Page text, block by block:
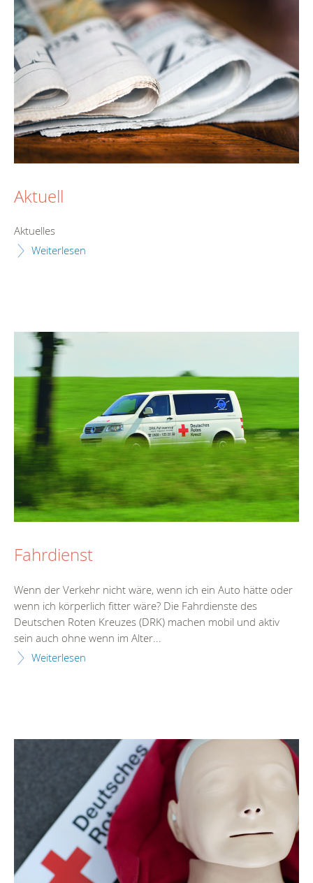
Aktuell
Aktuelles
Weiterlesen
Fahrdienst
Wenn der Verkehr nicht wäre, wenn ich ein Auto hätte oder
wenn ich körperlich fitter wäre? Die Fahrdienste des
Deutschen Roten Kreuzes (DRK) machen mobil und aktiv
sein auch ohne wenn im Alter...
Weiterlesen